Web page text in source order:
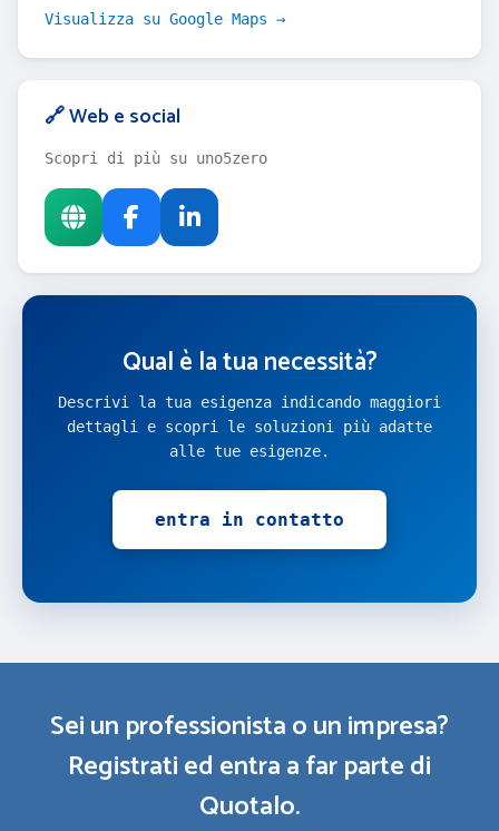
Visualizza su Google Maps →
🔗 Web e social
Scopri di più su uno5zero
Qual è la tua necessità?
Descrivi la tua esigenza indicando maggiori
dettagli e scopri le soluzioni più adatte
alle tue esigenze.
entra in contatto
Sei un professionista o un impresa?
Registrati ed entra a far parte di
Quotalo.